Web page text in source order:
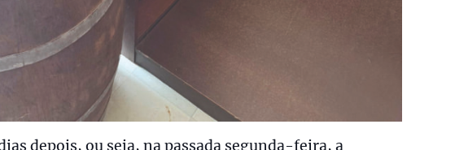
depois, ou seja, na passada segunda-feira, a